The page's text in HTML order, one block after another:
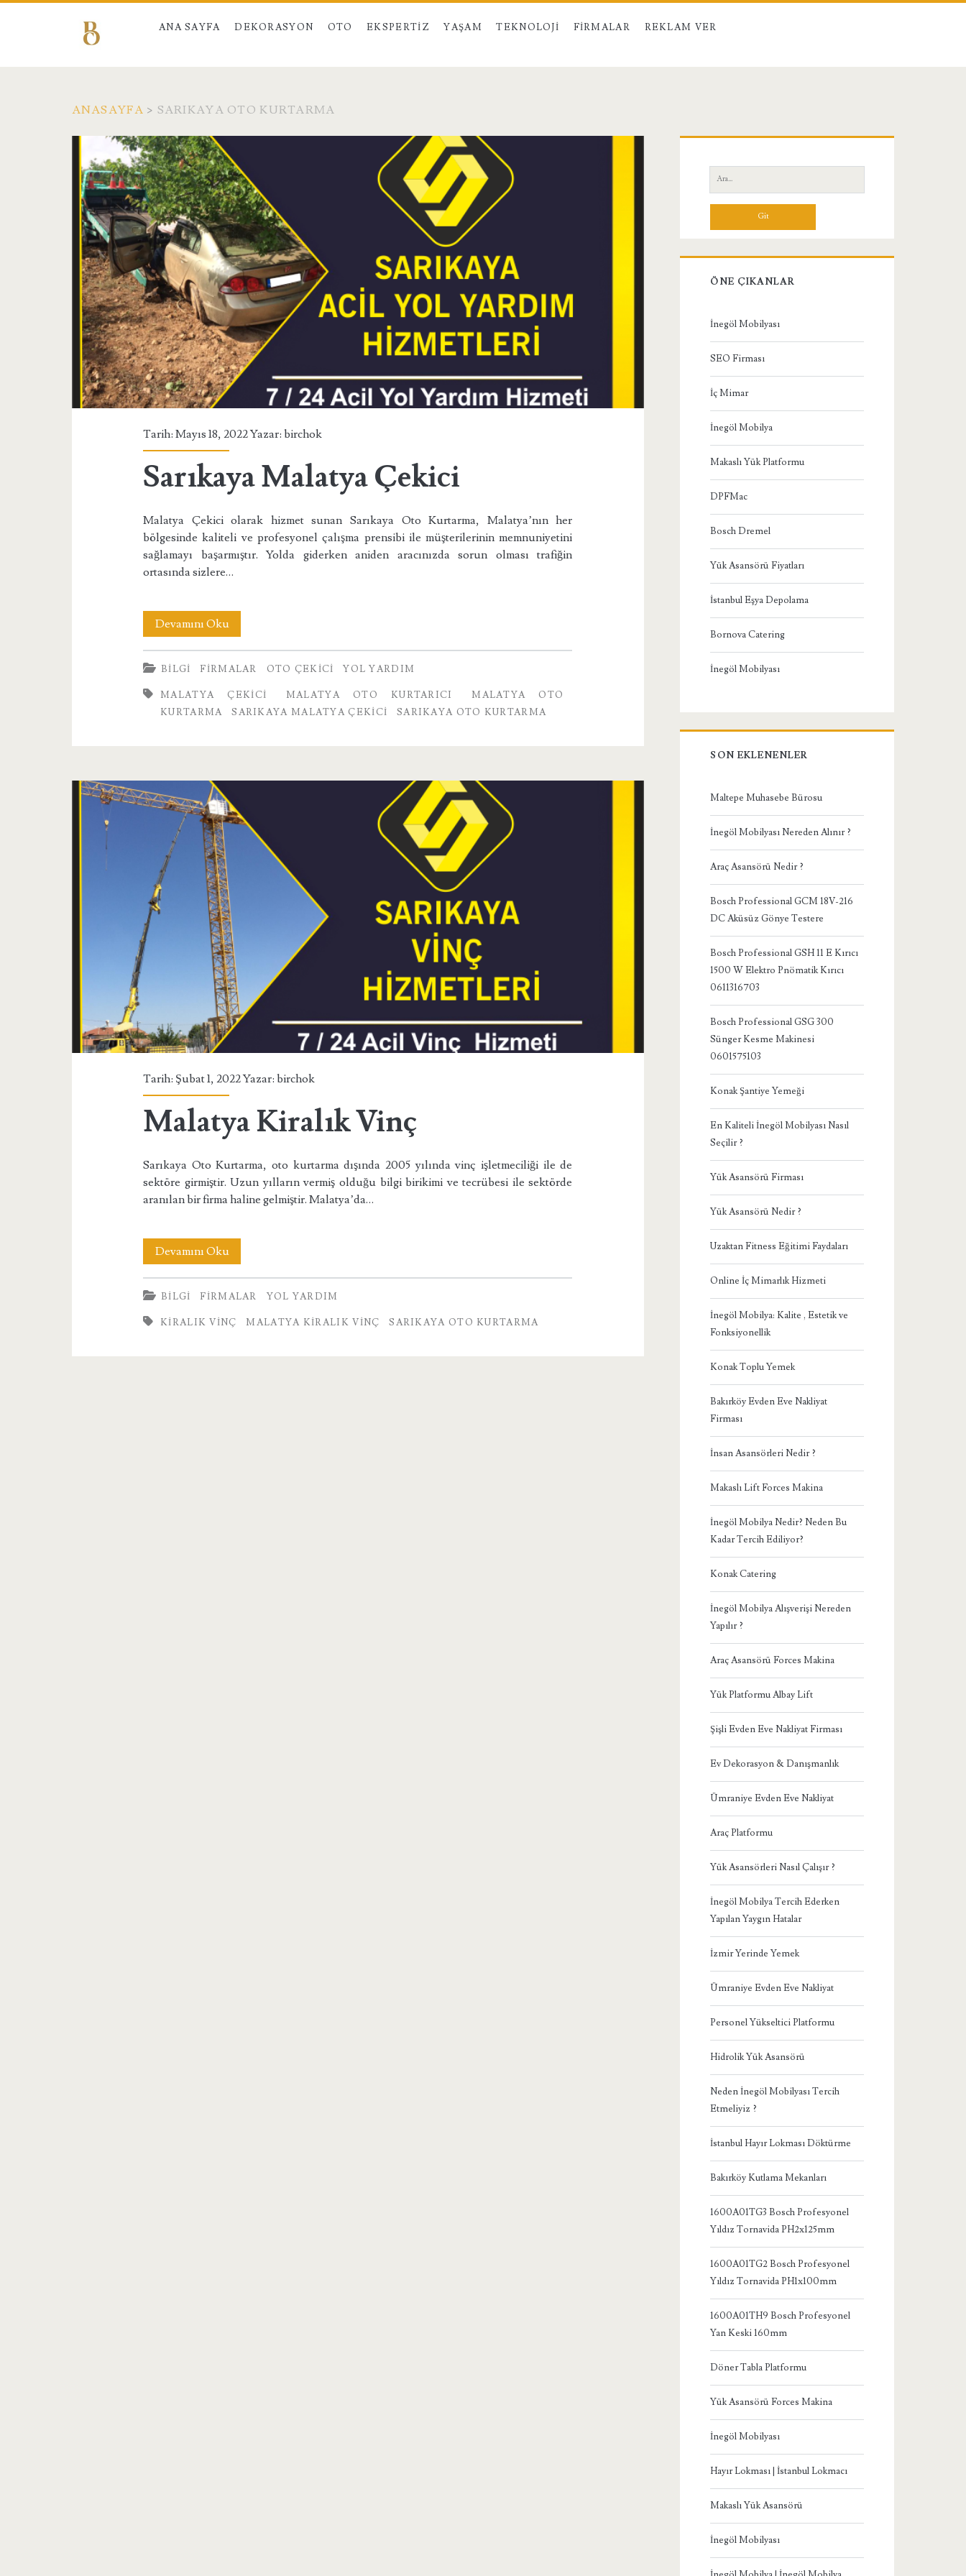
ANA SAYFA DEKORASYON OTO EKSPERTIZ YAŞAM TEKNOLOJI FIRMALAR REKLAM VER
ANASAYFA > SARIKAYA OTO KURTARMA
Etiket:
<span>sarıkaya
oto
kurtarma</span>
Tarih: Mayıs 18, 2022 Yazar:birchok
Sarıkaya Malatya Çekici
Malatya Çekici olarak hizmet sunan Sarıkaya Oto Kurtarma, Malatya’nın her
bölgesinde kaliteli ve profesyonel çalışma prensibi ile müşterilerinin memnuniyetini
sağlamayı başarmıştır. Yolda giderken aniden aracınızda sorun olması trafiğin
ortasında sizlere…
Devamını OkuSarıkaya
Malatya
Çekici
BILGI FIRMALAR OTO ÇEKICI YOL YARDIM
MALATYA ÇEKICI MALATYA OTO KURTARICI
MALATYA OTO
KURTARMA
SARIKAYA MALATYA ÇEKICI SARIKAYA OTO KURTARMA
Tarih: Şubat 1, 2022 Yazar:birchok
Malatya Kiralık Vinç
Sarıkaya Oto Kurtarma, oto kurtarma dışında 2005 yılında vinç işletmeciliği ile de
sektöre girmiştir. Uzun yılların vermiş olduğu bilgi birikimi ve tecrübesi ile sektörde
aranılan bir firma haline gelmiştir. Malatya’da…
Devamını OkuMalatya
Kiralık
Vinç
BILGI FIRMALAR YOL YARDIM
KIRALIK VINÇ MALATYA KIRALIK VINÇ SARIKAYA OTO KURTARMA
Yan
Menü
Ara:
ÖNE ÇIKANLAR
İnegöl Mobilyası
SEO Firması
İç Mimar
İnegöl Mobilya
Makaslı Yük Platformu
DPFMac
Bosch Dremel
Yük Asansörü Fiyatları
İstanbul Eşya Depolama
Bornova Catering
İnegöl Mobilyası
SON EKLENENLER
Maltepe Muhasebe Bürosu
İnegöl Mobilyası Nereden Alınır ?
Araç Asansörü Nedir ?
Bosch Professional GCM 18V-216
DC Aküsüz Gönye Testere
Bosch Professional GSH 11 E Kırıcı
1500 W Elektro Pnömatik Kırıcı
0611316703
Bosch Professional GSG 300
Sünger Kesme Makinesi
0601575103
Konak Şantiye Yemeği
En Kaliteli İnegöl Mobilyası Nasıl
Seçilir ?
Yük Asansörü Firması
Yük Asansörü Nedir ?
Uzaktan Fitness Eğitimi Faydaları
Online İç Mimarlık Hizmeti
İnegöl Mobilya: Kalite , Estetik ve
Fonksiyonellik
Konak Toplu Yemek
Bakırköy Evden Eve Nakliyat
Firması
İnsan Asansörleri Nedir ?
Makaslı Lift Forces Makina
İnegöl Mobilya Nedir? Neden Bu
Kadar Tercih Ediliyor?
Konak Catering
İnegöl Mobilya Alışverişi Nereden
Yapılır ?
Araç Asansörü Forces Makina
Yük Platformu Albay Lift
Şişli Evden Eve Nakliyat Firması
Ev Dekorasyon & Danışmanlık
Ümraniye Evden Eve Nakliyat
Araç Platformu
Yük Asansörleri Nasıl Çalışır ?
İnegöl Mobilya Tercih Ederken
Yapılan Yaygın Hatalar
İzmir Yerinde Yemek
Ümraniye Evden Eve Nakliyat
Personel Yükseltici Platformu
Hidrolik Yük Asansörü
Neden İnegöl Mobilyası Tercih
Etmeliyiz ?
İstanbul Hayır Lokması Döktürme
Bakırköy Kutlama Mekanları
1600A01TG3 Bosch Profesyonel
Yıldız Tornavida PH2x125mm
1600A01TG2 Bosch Profesyonel
Yıldız Tornavida PH1x100mm
1600A01TH9 Bosch Profesyonel
Yan Keski 160mm
Döner Tabla Platformu
Yük Asansörü Forces Makina
İnegöl Mobilyası
Hayır Lokması | İstanbul Lokmacı
Makaslı Yük Asansörü
İnegöl Mobilyası